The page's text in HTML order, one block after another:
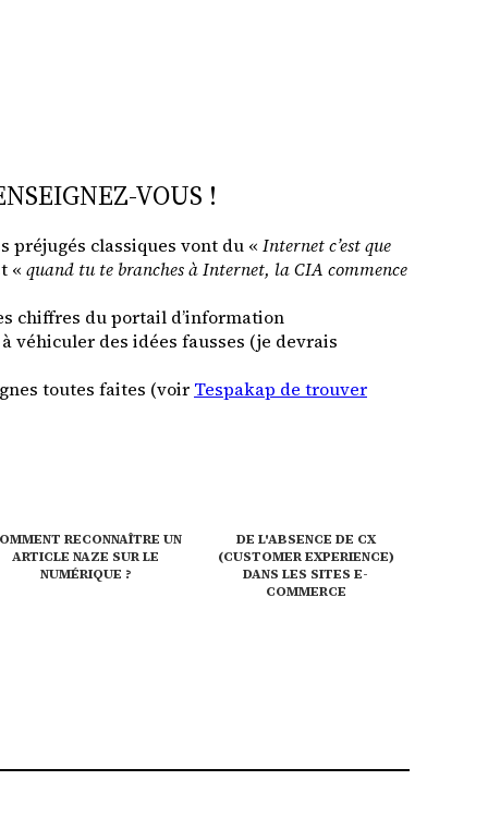
VOUS !
préjugés classiques vont du « Internet c’est que
« quand tu te branches à Internet, la CIA commence
chiffres du portail d’information
véhiculer des idées fausses (je devrais
toutes faites (voir Tespakap de trouver
RECONNAÎTRE UN
ARTICLE NAZE SUR LE
NUMÉRIQUE ?
DE L'ABSENCE DE CX
(CUSTOMER EXPERIENCE)
DANS LES SITES E-
COMMERCE